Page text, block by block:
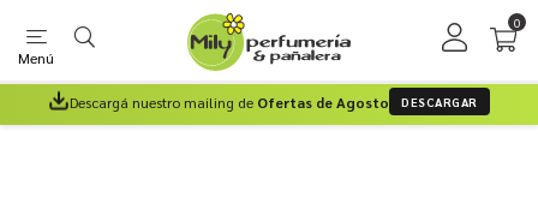
Menú
0
Descargá nuestro mailing de Ofertas de Agosto DESCARGAR